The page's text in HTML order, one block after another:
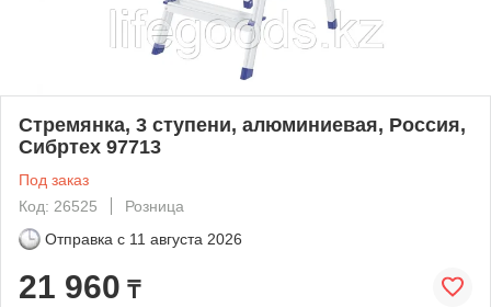
Стремянка, 3 ступени, алюминиевая, Россия,
Сибртех 97713
Под заказ
Код: 26525
Розница
Отправка с 11 августа 2026
21 960 ₸